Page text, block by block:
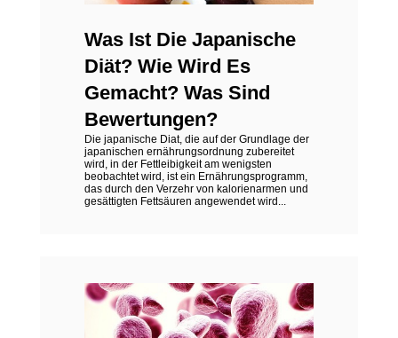
Was Ist Die Japanische
Diät? Wie Wird Es
Gemacht? Was Sind
Bewertungen?
Die japanische Diat, die auf der Grundlage der
japanischen ernährungsordnung zubereitet
wird, in der Fettleibigkeit am wenigsten
beobachtet wird, ist ein Ernährungsprogramm,
das durch den Verzehr von kalorienarmen und
gesättigten Fettsäuren angewendet wird...